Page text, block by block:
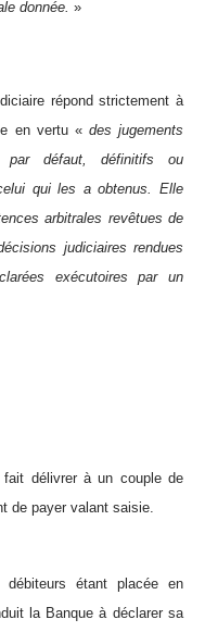
donnée. »
répond strictement à
en vertu « des jugements
par défaut, définitifs ou
qui les a obtenus. Elle
arbitrales revêtues de
judiciaires rendues
exécutoires par un
fait délivrer à un couple de
de payer valant saisie.
débiteurs étant placée en
la Banque à déclarer sa